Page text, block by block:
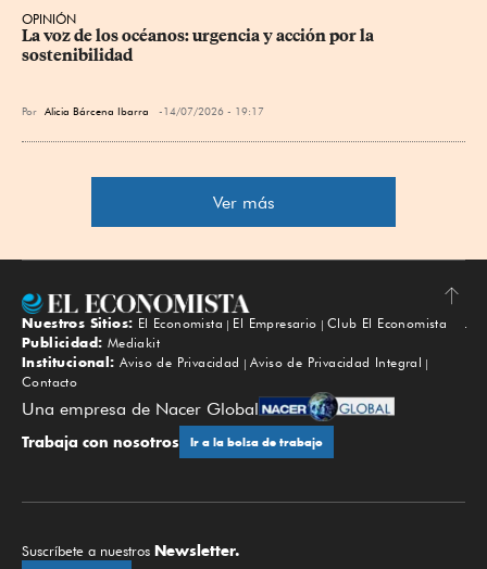
OPINIÓN
La voz de los océanos: urgencia y acción por la
sostenibilidad
Por Alicia Bárcena Ibarra 14/07/2026 - 19:17
Ver más
Subir
Nuestros Sitios: El Economista El Empresario
Club El Economista
Publicidad: Mediakit
Institucional: Aviso de Privacidad
Aviso de Privacidad Integral
Contacto
Una empresa de Nacer Global
Trabaja con nosotros Ir a la bolsa de trabajo
Suscríbete a nuestros Newsletter.